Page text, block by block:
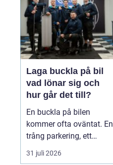
Laga buckla på bil
vad lönar sig och
hur går det till?
En buckla på bilen
kommer ofta oväntat. En
trång parkering, ett
dörruppslag utanför
mataffären eller ett
31 juli 2026